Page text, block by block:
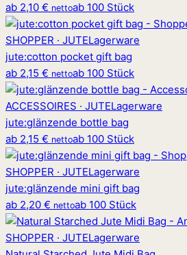
ab 2,10 € nettoab 100 Stück
SHOPPER · JUTELagerware
jute:cotton pocket gift bag
ab 2,15 € nettoab 100 Stück
ACCESSOIRES · JUTELagerware
jute:glänzende bottle bag
ab 2,15 € nettoab 100 Stück
SHOPPER · JUTELagerware
jute:glänzende mini gift bag
ab 2,20 € nettoab 100 Stück
SHOPPER · JUTELagerware